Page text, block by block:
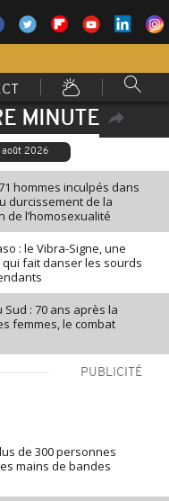
MINUTE
août 2026
hommes inculpés dans
durcissement de la
de l’homosexualité
: le Vibra-Signe, une
fait danser les sourds
: 70 ans après la
femmes, le combat
PUBLICITÉ
de 300 personnes
mains de bandes